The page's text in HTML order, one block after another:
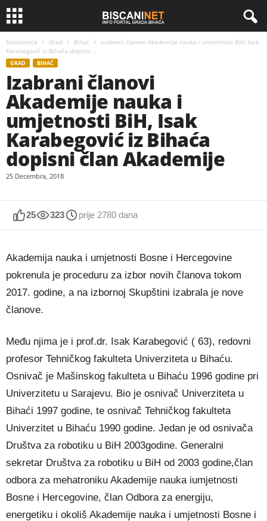
Naslovnica Grad Bihać
Izabrani članovi Akademije nauka i umjetnosti BiH, Isak
Karabegović iz Bihaća dopisni...
GRAD BIHAĆ
Izabrani članovi
Akademije nauka i
umjetnosti BiH, Isak
Karabegović iz Bihaća
dopisni član Akademije
25 Decembra, 2018
25 323 prije 2780 dana
Akademija nauka i umjetnosti Bosne i Hercegovine
pokrenula je proceduru za izbor novih članova tokom
2017. godine, a na izbornoj Skupštini izabrala je nove
članove.
Među njima je i prof.dr. Isak Karabegović ( 63), redovni
profesor Tehničkog fakulteta Univerziteta u Bihaću.
Osnivač je Mašinskog fakulteta u Bihaću 1996 godine pri
Univerzitetu u Sarajevu. Bio je osnivač Univerziteta u
Bihaći 1997 godine, te osnivač Tehničkog fakulteta
Univerzitet u Bihaću 1990 godine. Jedan je od osnivača
Društva za robotiku u BiH 2003godine. Generalni
sekretar Društva za robotiku u BiH od 2003 godine,član
odbora za mehatroniku Akademije nauka iumjetnosti
Bosne i Hercegovine, član Odbora za energiju,
energetiku i okoliš Akademije nauka i umjetnosti Bosne i